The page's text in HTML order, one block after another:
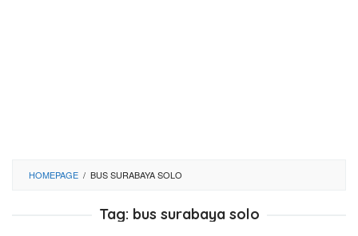
HOMEPAGE / BUS SURABAYA SOLO
Tag: bus surabaya solo